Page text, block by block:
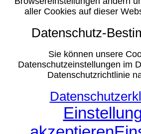
aller Cookies auf dieser
Datenschutz-
Sie können unsere
Datenschutzeinstellungen im
Datenschutzrichtlinie